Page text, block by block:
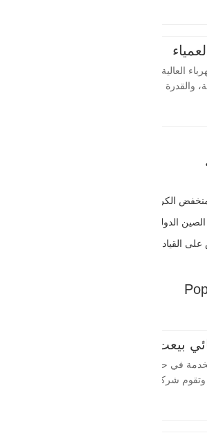
السنوي للمطروقات 30,000 طن. بشكل
الهيدروليكية
العالية، والختم
والقدرة على
الاستخدام، مما
في نظام
الكربون وعالي الجودة
الدولي للبترول
القيادة
بيعت
في حقول النفط
في حقول النفط
بشكل غير